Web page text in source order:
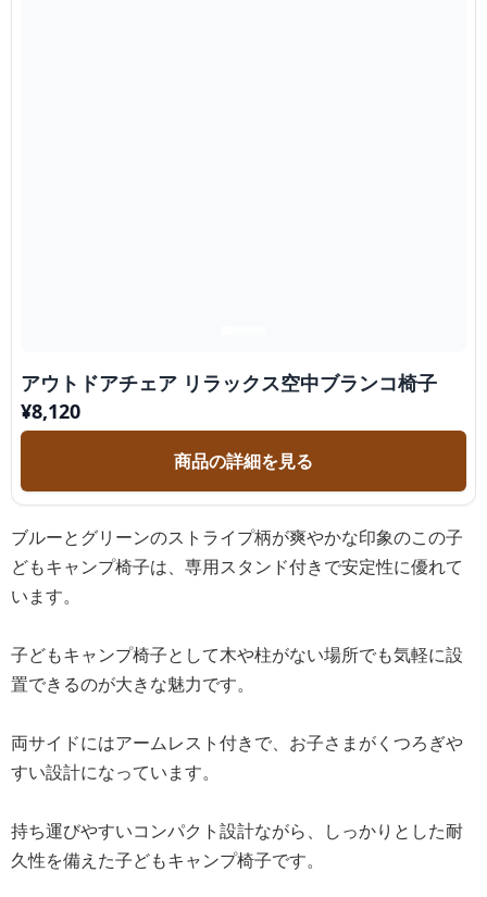
アウトドアチェア リラックス空中ブランコ椅子
¥8,120
商品の詳細を見る
ブルーとグリーンのストライプ柄が爽やかな印象のこの子
どもキャンプ椅子は、専用スタンド付きで安定性に優れて
います。
子どもキャンプ椅子として木や柱がない場所でも気軽に設
置できるのが大きな魅力です。
両サイドにはアームレスト付きで、お子さまがくつろぎや
すい設計になっています。
持ち運びやすいコンパクト設計ながら、しっかりとした耐
久性を備えた子どもキャンプ椅子です。